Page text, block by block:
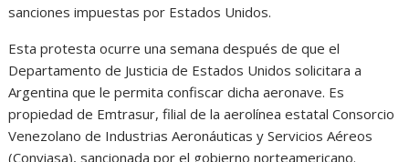
sanciones impuestas por Estados Unidos.
Esta protesta ocurre una semana después de que el
Departamento de Justicia de Estados Unidos solicitara a
Argentina que le permita confiscar dicha aeronave. Es
propiedad de Emtrasur, filial de la aerolínea estatal Consorcio
Venezolano de Industrias Aeronáuticas y Servicios Aéreos
(Conviasa), sancionada por el gobierno norteamericano.